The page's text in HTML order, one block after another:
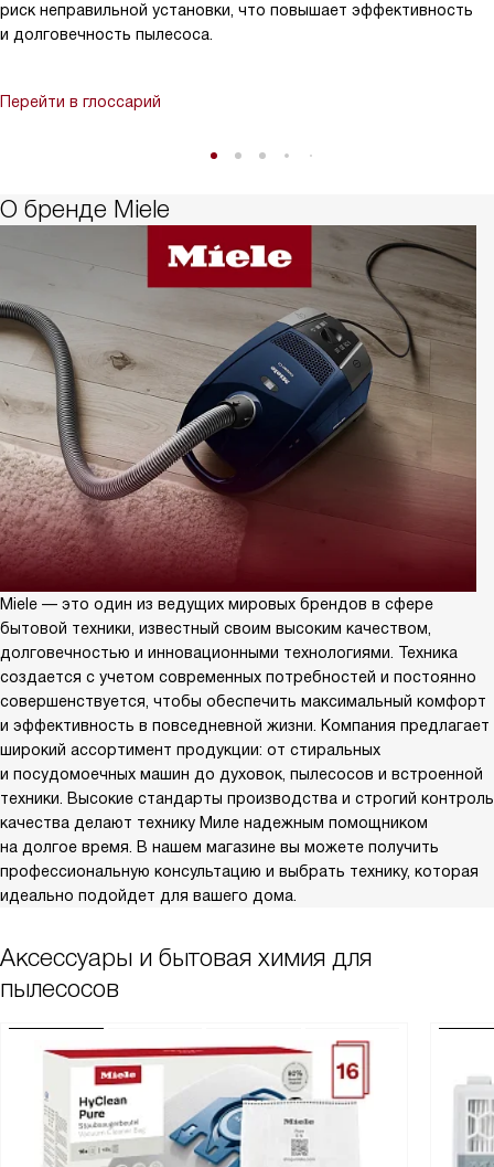
риск неправильной установки, что повышает эффективность
и долговечность пылесоса.
Перейти в глоссарий
О бренде Miele
Miele — это один из ведущих мировых брендов в сфере
бытовой техники, известный своим высоким качеством,
долговечностью и инновационными технологиями. Техника
создается с учетом современных потребностей и постоянно
совершенствуется, чтобы обеспечить максимальный комфорт
и эффективность в повседневной жизни. Компания предлагает
широкий ассортимент продукции: от стиральных
и посудомоечных машин до духовок, пылесосов и встроенной
техники. Высокие стандарты производства и строгий контроль
качества делают технику Миле надежным помощником
на долгое время. В нашем магазине вы можете получить
профессиональную консультацию и выбрать технику, которая
идеально подойдет для вашего дома.
Аксессуары и бытовая химия для
пылесосов